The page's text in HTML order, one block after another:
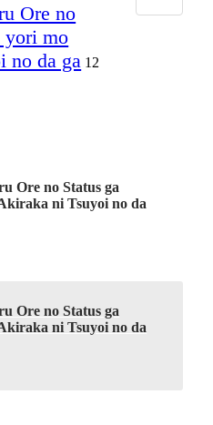
Ore no
yori mo
no da ga 12
Ore no Status ga
ni Tsuyoi no da
Ore no Status ga
ni Tsuyoi no da